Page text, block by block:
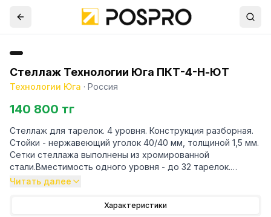
Стеллаж Технологии Юга ПКТ-4-Н-ЮТ
Технологии Юга · Россия
140 800 тг
Стеллаж для тарелок. 4 уровня. Конструкция разборная.
Стойки - нержавеющий уголок 40/40 мм, толщиной 1,5 мм.
Сетки стеллажа выполнены из хромированной
стали.Вместимость одного уровня - до 32 тарелок.
Несъемный поддон из нержавеющей стали aisi 430,
Читать далее
Характеристики